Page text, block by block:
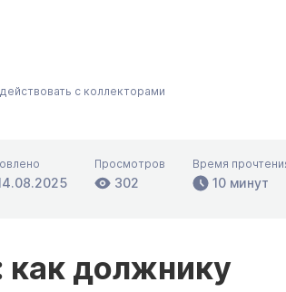
с коллекторами
Просмотров
302
Время
10 минут
должнику